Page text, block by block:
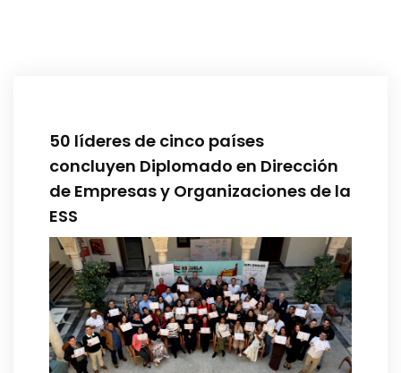
50 líderes de cinco países
concluyen Diplomado en Dirección
de Empresas y Organizaciones de la
ESS